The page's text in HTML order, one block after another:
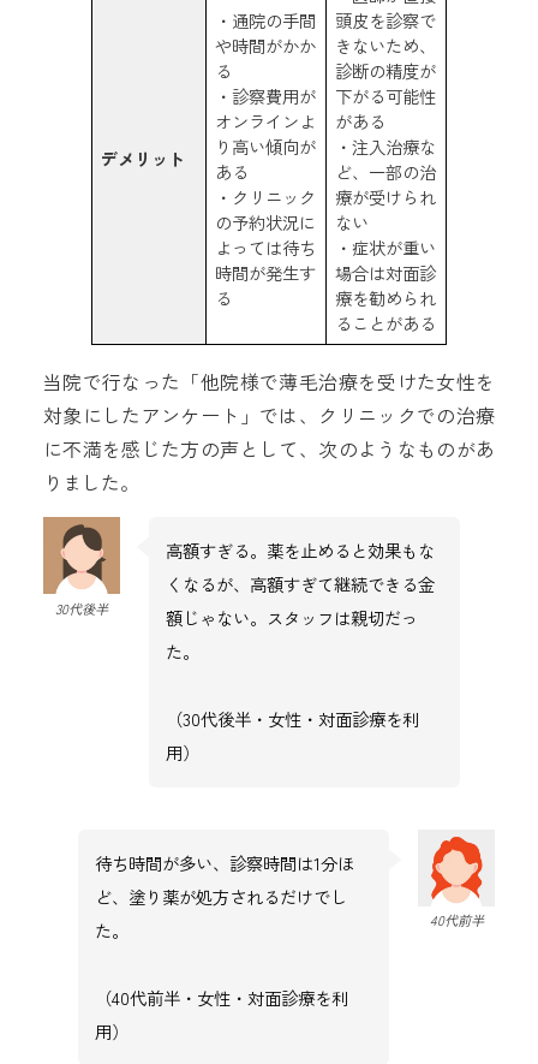
デメリット
・通院の手間
や時間がかか
る
・診察費用が
オンラインよ
り高い傾向が
ある
・クリニック
の予約状況に
よっては待ち
時間が発生す
る
頭皮を診察で
きないため、
診断の精度が
下がる可能性
がある
・注入治療な
ど、一部の治
療が受けられ
ない
・症状が重い
場合は対面診
療を勧められ
ることがある
当院で行なった「他院様で薄毛治療を受けた女性を
対象にしたアンケート」では、クリニックでの治療
に不満を感じた方の声として、次のようなものがあ
りました。
30代後半
高額すぎる。薬を止めると効果もな
くなるが、高額すぎて継続できる金
額じゃない。スタッフは親切だっ
た。
（30代後半・女性・対面診療を利
用）
40代前半
待ち時間が多い、診察時間は1分ほ
ど、塗り薬が処方されるだけでし
た。
（40代前半・女性・対面診療を利
用）